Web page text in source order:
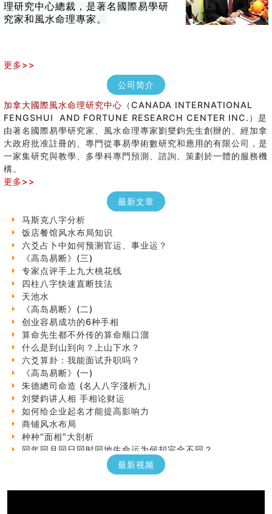
理研究中心總裁，是著名國際易學研
究家和風水命理專家。
更多>>
公司简介
加拿大國際風水命理研究中心 （CANADA INTERNATIONAL
FENGSHUI AND FORTUNE RESEARCH CENTER INC.）是
由著名國際易學研究家、風水命理專家劉燮鈞先生創辦的、經加拿
大政府批准註冊的、專門從事易學術數研究和應用的有限公司，是
一家集研究與教學、多學科專門預測、諮詢、策劃於一體的服務機
構。
更多>>
最新文章
七夕节 我国唯一一个以女性为主角传统节日
手指饱满福运加身，这种手相福运在何处？
《高岛易断》(四)
民間風水知識九十四條
马斯克八字分析
饭店餐馆风水布局知识
六爻占卜中如何预测官运、事业运？
《高岛易断》(三)
专家点评手上九大桃花线
四柱八字快速直断技法
天池水
《高岛易断》(二)
创业容易成功的6种手相
算命先生都不外传的算命顺口溜
什么是到山到向？上山下水？
六爻算卦：我能面试升职吗？
《高岛易断》(一)
朱德總司命造 (名⼈⼋字淺析九）
刘燮鈞讲人相 手相论财运
如何给企业起名才能提高影响力
商铺风水布局
种种“面相”大剖析
同年同月同日同时同地生命运为何却完全不同？
商舖大門的風水原則 (上)
最新视频